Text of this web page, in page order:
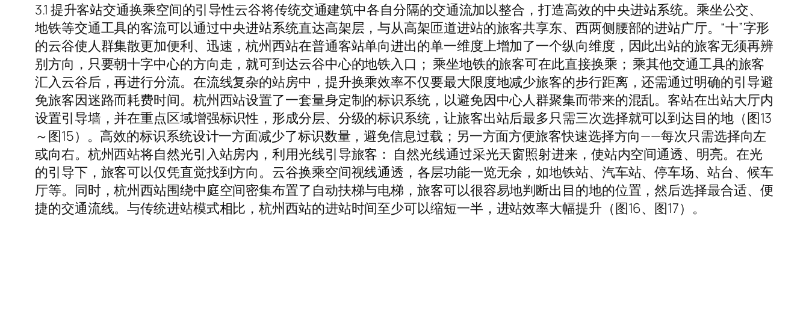
3.1 提升客站交通换乘空间的引导性云谷将传统交通建筑中各自分隔的交通流加以整合，打造高效的中央进站系统。乘坐公交、
地铁等交通工具的客流可以通过中央进站系统直达高架层，与从高架匝道进站的旅客共享东、西两侧腰部的进站广厅。“十”字形
的云谷使人群集散更加便利、迅速，杭州西站在普通客站单向进出的单一维度上增加了一个纵向维度，因此出站的旅客无须再辨
别方向，只要朝十字中心的方向走，就可到达云谷中心的地铁入口； 乘坐地铁的旅客可在此直接换乘； 乘其他交通工具的旅客
汇入云谷后，再进行分流。在流线复杂的站房中，提升换乘效率不仅要最大限度地减少旅客的步行距离，还需通过明确的引导避
免旅客因迷路而耗费时间。杭州西站设置了一套量身定制的标识系统，以避免因中心人群聚集而带来的混乱。客站在出站大厅内
设置引导墙，并在重点区域增强标识性，形成分层、分级的标识系统，让旅客出站后最多只需三次选择就可以到达目的地（图13
～图15）。高效的标识系统设计一方面减少了标识数量，避免信息过载；另一方面方便旅客快速选择方向——每次只需选择向左
或向右。杭州西站将自然光引入站房内，利用光线引导旅客： 自然光线通过采光天窗照射进来，使站内空间通透、明亮。在光
的引导下，旅客可以仅凭直觉找到方向。云谷换乘空间视线通透，各层功能一览无余，如地铁站、汽车站、停车场、站台、候车
厅等。同时，杭州西站围绕中庭空间密集布置了自动扶梯与电梯，旅客可以很容易地判断出目的地的位置，然后选择最合适、便
捷的交通流线。与传统进站模式相比，杭州西站的进站时间至少可以缩短一半，进站效率大幅提升（图16、图17）。